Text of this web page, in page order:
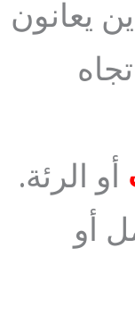
يعانون
أو الرئة.
أو